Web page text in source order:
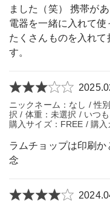
ました（笑） 携帯が
電器を一緒に入れて
たくさんものを入れ
す。
ニックネーム：なし / 性
択 / 体重：未選択 / いつも
購入サイズ：FREE / 購
ラムチョップは印刷
念